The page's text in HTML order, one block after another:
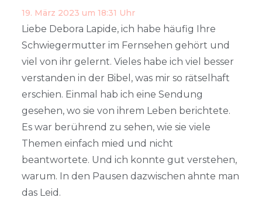
19. März 2023 um 18:31 Uhr
Liebe Debora Lapide, ich habe häufig Ihre
Schwiegermutter im Fernsehen gehört und
viel von ihr gelernt. Vieles habe ich viel besser
verstanden in der Bibel, was mir so rätselhaft
erschien. Einmal hab ich eine Sendung
gesehen, wo sie von ihrem Leben berichtete.
Es war berührend zu sehen, wie sie viele
Themen einfach mied und nicht
beantwortete. Und ich konnte gut verstehen,
warum. In den Pausen dazwischen ahnte man
das Leid.